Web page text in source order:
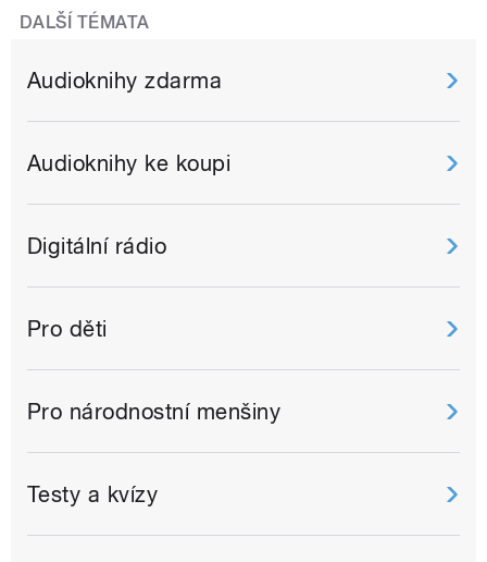
DALŠÍ TÉMATA
Audioknihy zdarma
Audioknihy ke koupi
Digitální rádio
Pro děti
Pro národnostní menšiny
Testy a kvízy